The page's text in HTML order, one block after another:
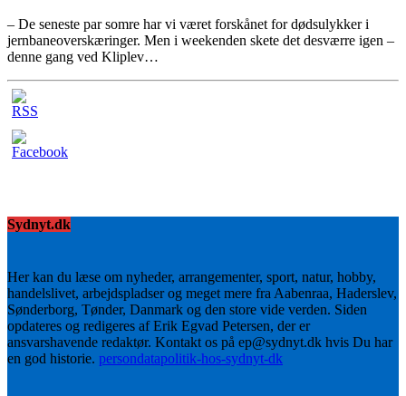
– De seneste par somre har vi været forskånet for dødsulykker i
jernbaneoverskæringer. Men i weekenden skete det desværre igen –
denne gang ved Kliplev…
Sydnyt.dk
Her kan du læse om nyheder, arrangementer, sport, natur, hobby,
handelslivet, arbejdspladser og meget mere fra Aabenraa, Haderslev,
Sønderborg, Tønder, Danmark og den store vide verden. Siden
opdateres og redigeres af Erik Egvad Petersen, der er
ansvarshavende redaktør. Kontakt os på ep@sydnyt.dk hvis Du har
en god historie. persondatapolitik-hos-sydnyt-dk